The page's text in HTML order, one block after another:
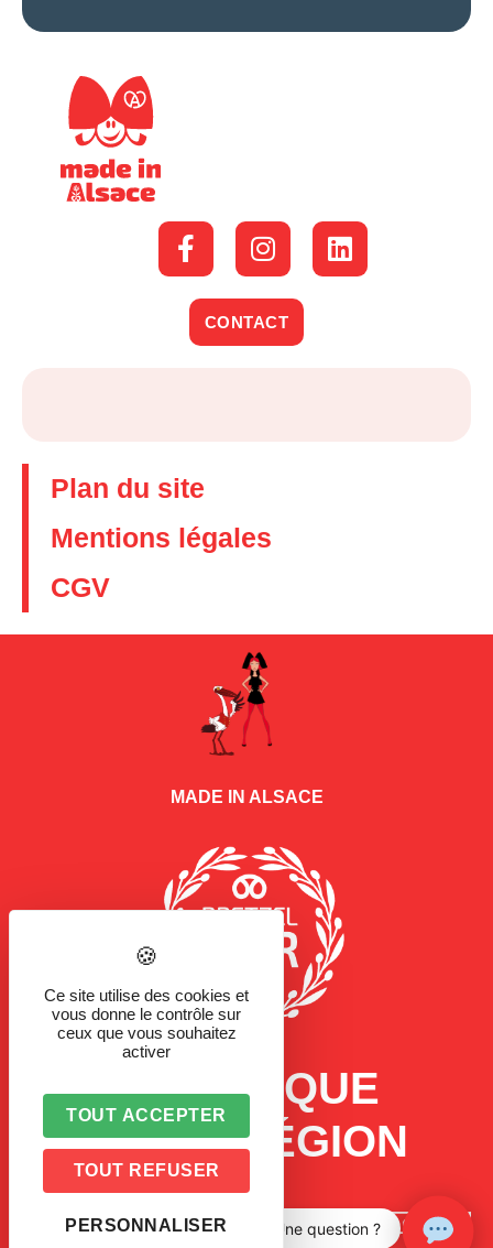
CONTACT
Plan du site
Mentions légales
CGV
MADE IN ALSACE
LA MARQUE
D'UNE RÉGION
Une question ?
Ce site utilise des cookies et
vous donne le contrôle sur
ceux que vous souhaitez
activer
TOUT ACCEPTER
TOUT REFUSER
PERSONNALISER